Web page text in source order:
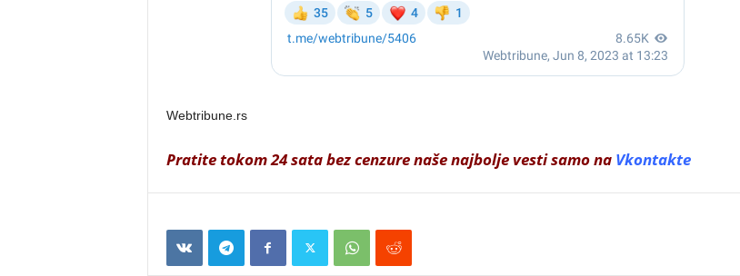
Webtribune.rs
Pratite tokom 24 sata bez cenzure naše najbolje vesti samo na Vkontakte